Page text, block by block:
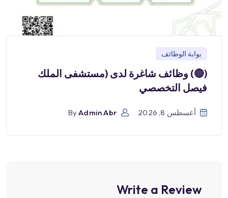
بوابة الوظائف
(🔴) وظائف شاغرة لدى (مستشفى الملك
فيصل التخصصي
أغسطس 8, 2026 ByAdmin Abr
Write a Review